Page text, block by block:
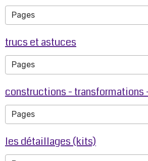
trucs et astuces
constructions - transformations
les détaillages (kits)